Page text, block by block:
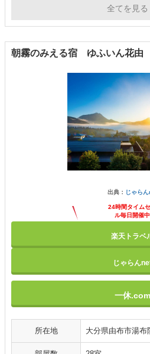
ージ（有料）・将
全てを見る
朝霧のみえる宿 ゆふいん花由
出典： じゃら
24時間タイム
ル毎日開催中
楽天トラベ
じゃらん
一休.com
所在地 大分県由布市湯布